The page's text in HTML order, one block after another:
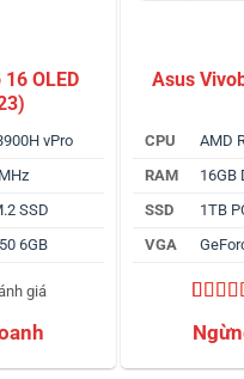
OLED
vPro
SSD
6GB
giá
Asus
CPU
AMD
RAM
16GB
SSD
1TB
VGA
5.00
dựa